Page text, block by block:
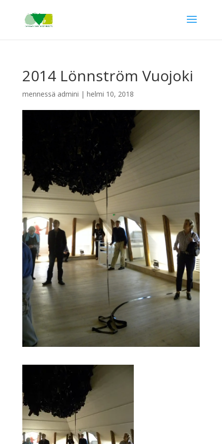
2014 Lönnström Vuojoki
mennessä admini | helmi 10, 2018